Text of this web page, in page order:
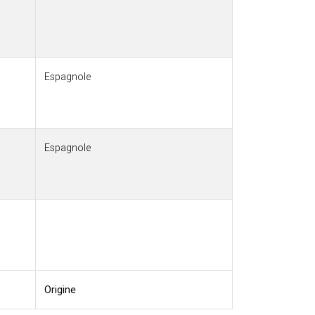
Espagnole
Espagnole
Origine